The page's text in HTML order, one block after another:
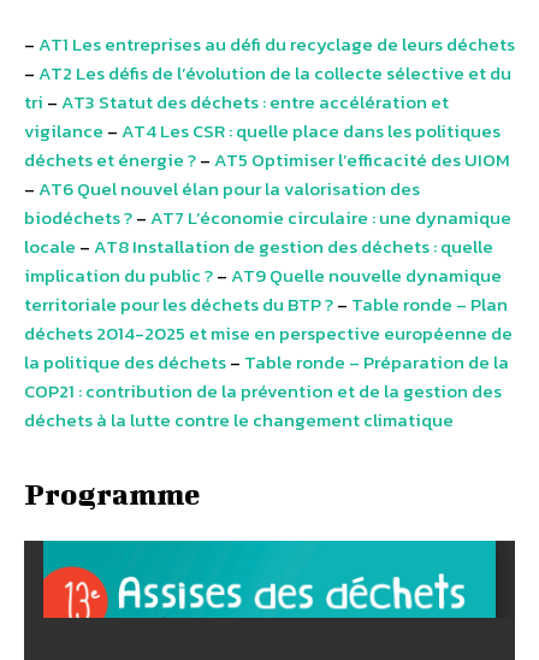
–AT1 Les entreprises au défi du recyclage de leurs déchets
–AT2 Les défis de l’évolution de la collecte sélective et du
tri –AT3 Statut des déchets : entre accélération et
vigilance –AT4 Les CSR : quelle place dans les politiques
déchets et énergie ?–AT5 Optimiser l’efficacité des UIOM
–AT6 Quel nouvel élan pour la valorisation des
biodéchets ?–AT7 L’économie circulaire : une dynamique
locale –AT8 Installation de gestion des déchets : quelle
implication du public ?–AT9 Quelle nouvelle dynamique
territoriale pour les déchets du BTP ?– Table ronde – Plan
déchets 2014-2025 et mise en perspective européenne de
la politique des déchets– Table ronde – Préparation de la
COP21 : contribution de la prévention et de la gestion des
déchets à la lutte contre le changement climatique
Programme